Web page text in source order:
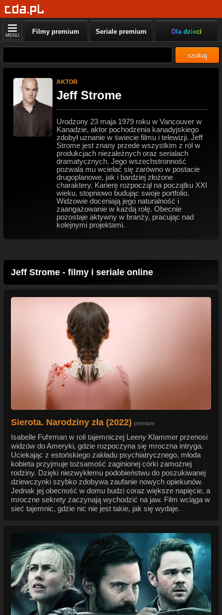
MENU Filmy premium Seriale premium Dla dzieci
szukaj
AKTOR
Jeff Strome
Urodzony 23 maja 1979 roku w Vancouver w
Kanadzie, aktor pochodzenia kanadyjskiego
zdobył uznanie w świecie filmu i telewizji. Jeff
Strome jest znany przede wszystkim z ról w
produkcjach niezależnych oraz serialach
dramatycznych. Jego wszechstronność
pozwala mu wcielać się zarówno w postacie
drugoplanowe, jak i bardziej złożone
charaktery. Karierę rozpoczął na początku XXI
wieku, stopniowo budując swoje portfolio.
Widzowie doceniają jego naturalność i
zaangażowanie w każdą rolę. Obecnie
pozostaje aktywny w branży, pracując nad
kolejnymi projektami.
Jeff Strome - filmy i seriale online
Sierota. Narodziny zła (2022) premium
Isabelle Fuhrman w roli tajemniczej Leeny Klammer przenosi
widzów do Ameryki, gdzie rozpoczyna się mroczna intryga.
Uciekając z estońskiego zakładu psychiatrycznego, młoda
kobieta przyjmuje tożsamość zaginionej córki zamożnej
rodziny. Dzięki niezwykłemu podobieństwu do poszukiwanej
dziewczynki szybko zdobywa zaufanie nowych opiekunów.
Jednak jej obecność w domu budzi coraz większe napięcie, a
mroczne sekrety zaczynają wychodzić na jaw. Film wciąga w
sieć tajemnic, gdzie nic nie jest takie, jak się wydaje.